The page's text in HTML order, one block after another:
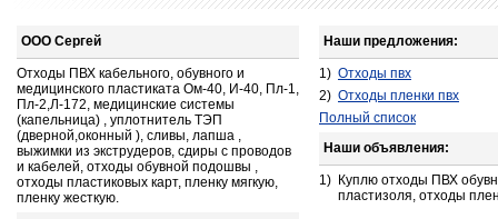
ООО Cергей
Отходы ПВХ кабельного, обувного и
медицинского пластиката Ом-40, И-40, Пл-1,
Пл-2,Л-172, медицинские системы
(капельница) , уплотнитель ТЭП
(дверной,оконный ), сливы, лапша ,
выжимки из экструдеров, сдиры с проводов
и кабелей, отходы обувной подошвы ,
отходы пластиковых карт, пленку мягкую,
пленку жесткую.
Наши предложения:
1) Отходы пвх
2) Отходы пленки пвх
Полный список
Наши объявления:
1) Куплю отходы ПВХ
пластизоля, отходы